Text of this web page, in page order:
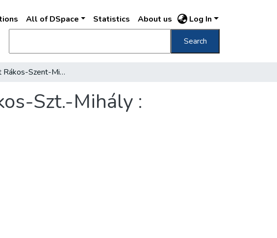
All of DSpace Statistics About us Log In
Search
Üdvözlet Rákos-Szent-Mihályról! Rákos-Szt.-Mihály : Közhírré tétetik : Piacz részlet
Szt.-Mihály :